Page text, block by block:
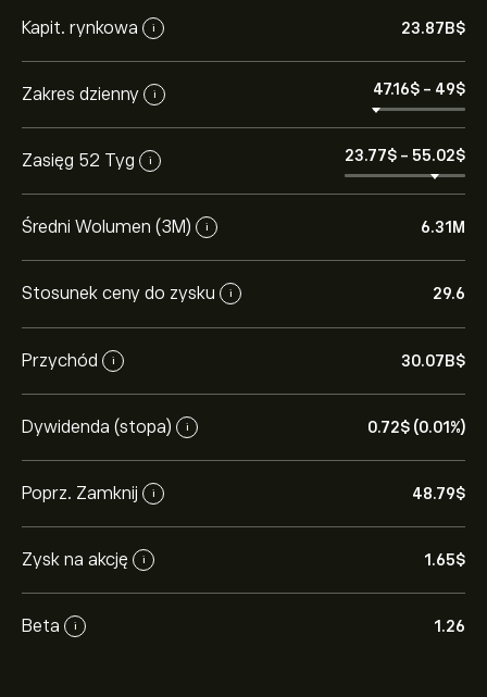
Kapit. rynkowa i 23.87B‎$‎
Zakres dzienny i 47.16‎$‎ - 49‎$‎
Zasięg 52 Tyg i 23.77‎$‎ - 55.02‎$‎
Średni Wolumen (3M) i 6.31M
Stosunek ceny do zysku i 29.6
Przychód i 30.07B‎$‎
Dywidenda (stopa) i 0.72‎$‎ (0.01%)
Poprz. Zamknij i 48.79‎$‎
Zysk na akcję i 1.65‎$‎
Beta i 1.26